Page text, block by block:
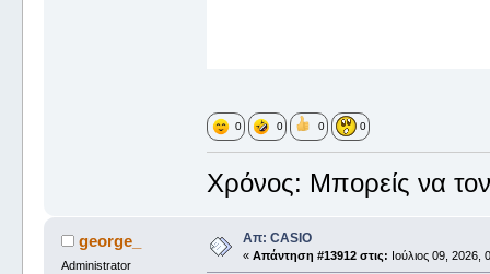
0 0 0 0
Χρόνος: Mπορείς να
george_
Administrator
Απ: CASIO
« Απάντηση #13912 στις: Ιούλιος 09, 2026,